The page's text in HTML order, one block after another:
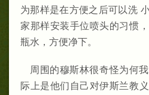
为那样是在方便之后可以洗
家那样安装手位喷头的习惯
瓶水，方便净下。
周围的穆斯林很奇怪为何
际上是他们自己对伊斯兰教